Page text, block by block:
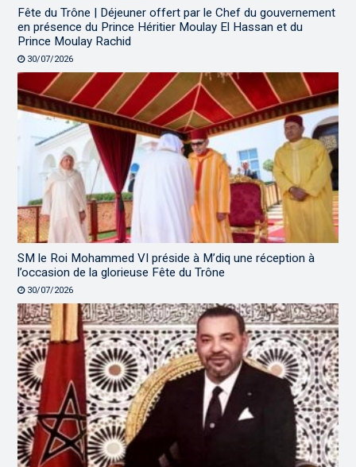
Fête du Trône | Déjeuner offert par le Chef du gouvernement
en présence du Prince Héritier Moulay El Hassan et du
Prince Moulay Rachid
30/07/2026
SM le Roi Mohammed VI préside à M’diq une réception à
l’occasion de la glorieuse Fête du Trône
30/07/2026